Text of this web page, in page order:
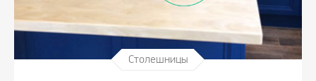
Столешницы